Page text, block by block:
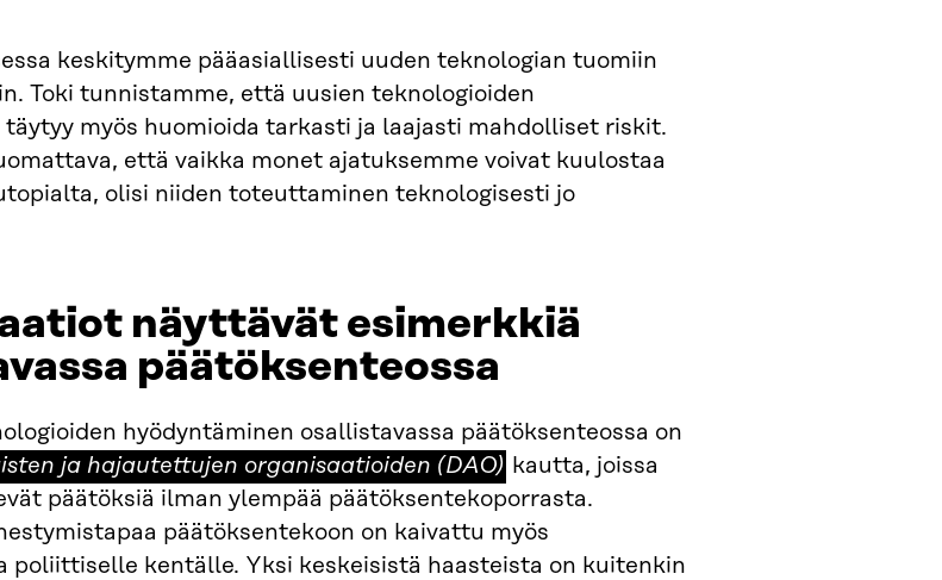
keskitymme pääasiallisesti uuden teknologian tuomiin
Toki tunnistamme, että uusien teknologioiden
täytyy myös huomioida tarkasti ja laajasti mahdolliset riskit.
että vaikka monet ajatuksemme voivat kuulostaa
olisi niiden toteuttaminen teknologisesti jo
näyttävät esimerkkiä
päätöksenteossa
hyödyntäminen osallistavassa päätöksenteossa on
ja hajautettujen organisaatioiden (DAO) kautta, joissa
päätöksiä ilman ylempää päätöksentekoporrasta.
päätöksentekoon on kaivattu myös
poliittiselle kentälle. Yksi keskeisistä haasteista on kuitenkin